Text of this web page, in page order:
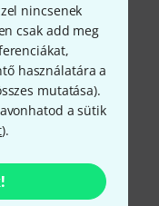
nincsenek
csak add meg
használatára a
mutatása).
a sütik
).
átutalás vagy